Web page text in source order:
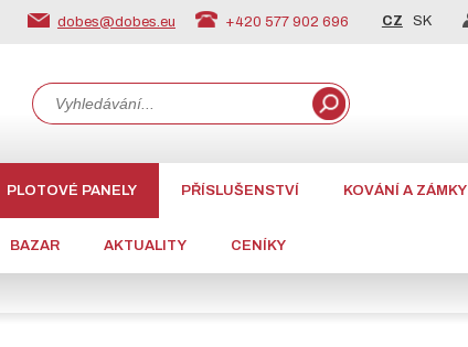
dobes@dobes.eu +420 577 902 696 CZ SK
PLOTOVÉ PANELY PŘÍSLUŠENSTVÍ KOVÁNÍ A ZÁMKY
BAZAR AKTUALITY CENÍKY